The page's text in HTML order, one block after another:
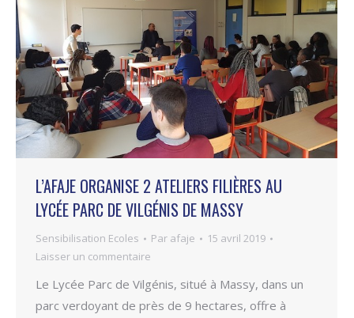
L’AFAJE ORGANISE 2 ATELIERS FILIÈRES AU
LYCÉE PARC DE VILGÉNIS DE MASSY
Sensibilisation Ecoles Par afaje
15 avril 2019
Laisser un commentaire
Le Lycée Parc de Vilgénis, situé à Massy, dans un
parc verdoyant de près de 9 hectares, offre à